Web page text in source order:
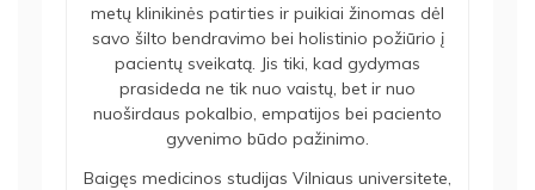
metų klinikinės patirties ir puikiai žinomas dėl
savo šilto bendravimo bei holistinio požiūrio į
pacientų sveikatą. Jis tiki, kad gydymas
prasideda ne tik nuo vaistų, bet ir nuo
nuoširdaus pokalbio, empatijos bei paciento
gyvenimo būdo pažinimo.
Baigęs medicinos studijas Vilniaus universitete,